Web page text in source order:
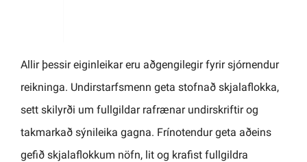
Allir þessir eiginleikar eru aðgengilegir fyrir sjórnendur
reikninga. Undirstarfsmenn geta stofnað skjalaflokka,
sett skilyrði um fullgildar rafrænar undirskriftir og
takmarkað sýnileika gagna. Frínotendur geta aðeins
gefið skjalaflokkum nöfn, lit og krafist fullgildra